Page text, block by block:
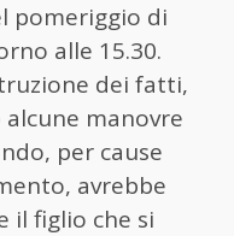
pomeriggio di
alle 15.30.
dei fatti,
manovre
per cause
avrebbe
il figlio che si